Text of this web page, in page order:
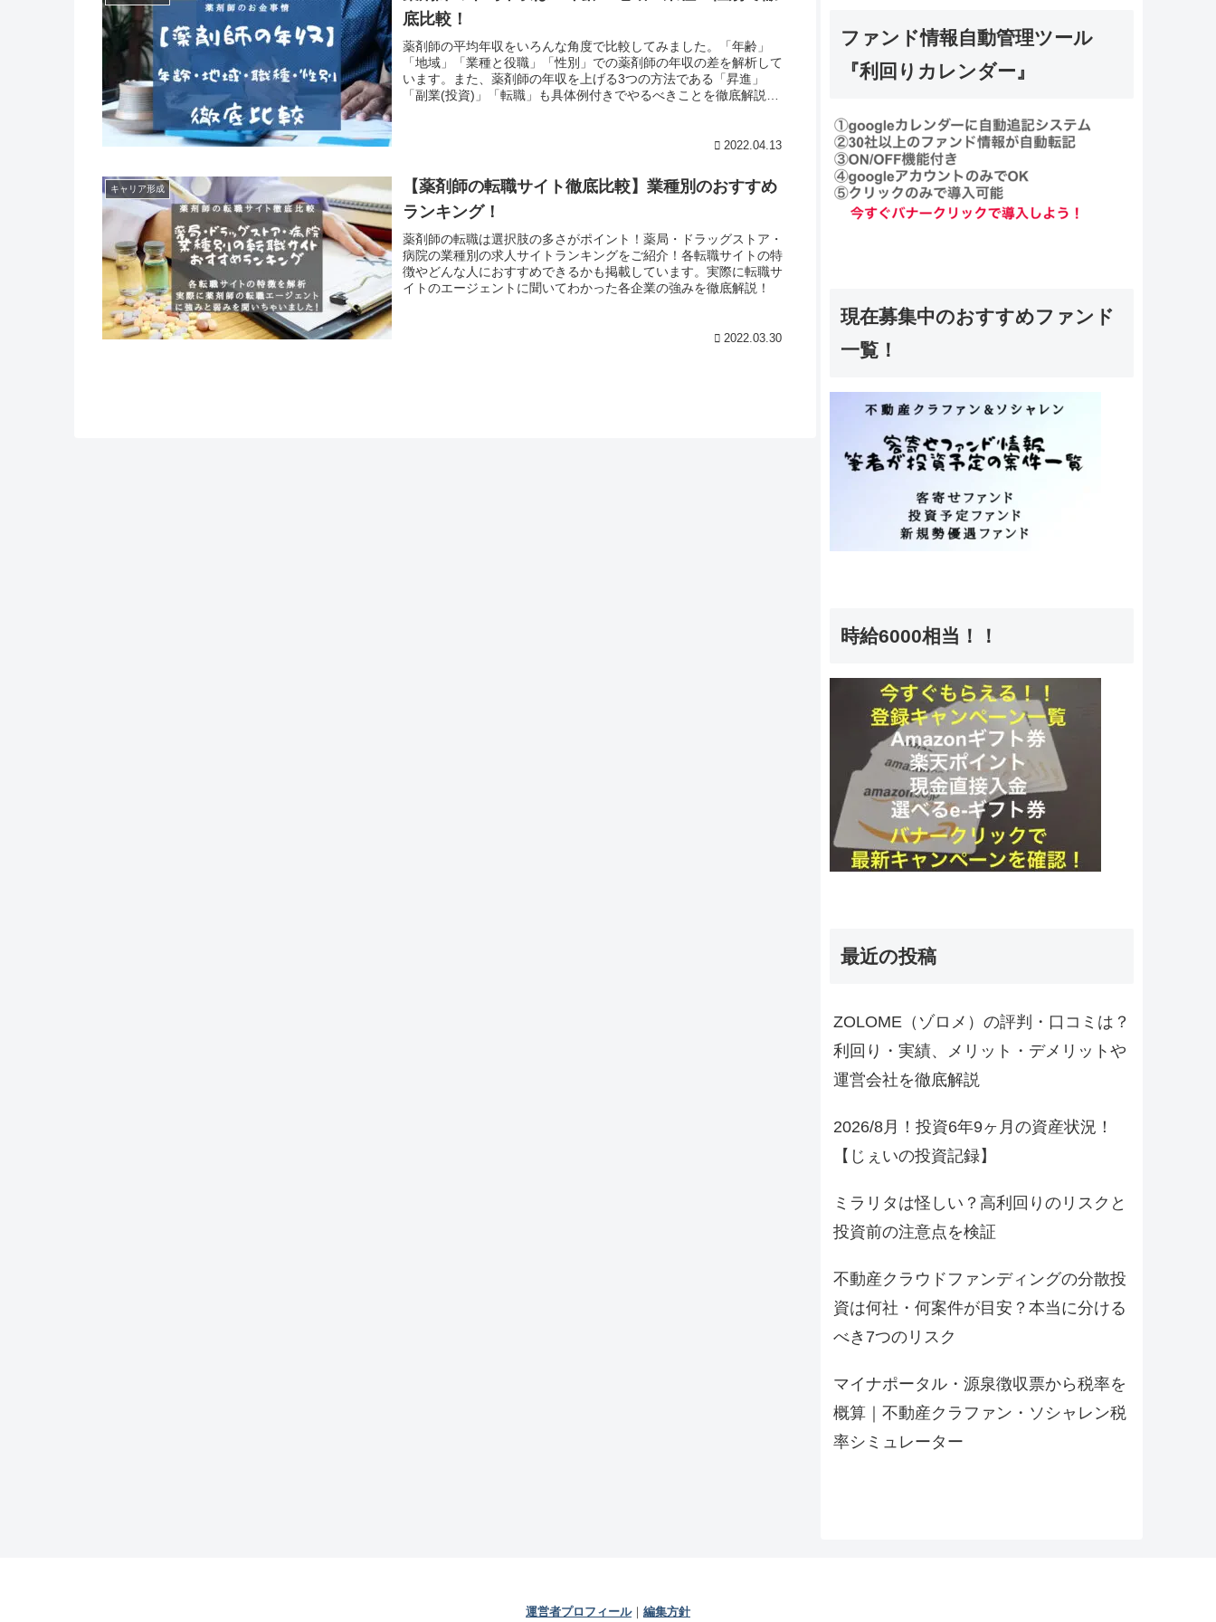
底比較！
薬剤師の平均年収をいろんな角度で比較してみました。「年齢」
「地域」「業種と役職」「性別」での薬剤師の年収の差を解析して
います。また、薬剤師の年収を上げる3つの方法である「昇進」
「副業(投資)」「転職」も具体例付きでやるべきことを徹底解説し
2022.04.13
キャリア形成
【薬剤師の転職サイト徹底比較】業種別のおすすめ
ランキング！
薬剤師の転職は選択肢の多さがポイント！薬局・ドラッグストア・
病院の業種別の求人サイトランキングをご紹介！各転職サイトの特
徴やどんな人におすすめできるかも掲載しています。実際に転職サ
イトのエージェントに聞いてわかった各企業の強みを徹底解説！
2022.03.30
ファンド情報自動管理ツール
『利回りカレンダー』
現在募集中のおすすめファンド
一覧！
時給6000相当！！
最近の投稿
ZOLOME（ゾロメ）の評判・口コミは？
利回り・実績、メリット・デメリットや
運営会社を徹底解説
2026/8月！投資6年9ヶ月の資産状況！
【じぇいの投資記録】
ミラリタは怪しい？高利回りのリスクと
投資前の注意点を検証
不動産クラウドファンディングの分散投
資は何社・何案件が目安？本当に分ける
べき7つのリスク
マイナポータル・源泉徴収票から税率を
概算｜不動産クラファン・ソシャレン税
率シミュレーター
運営者プロフィール｜ 編集方針